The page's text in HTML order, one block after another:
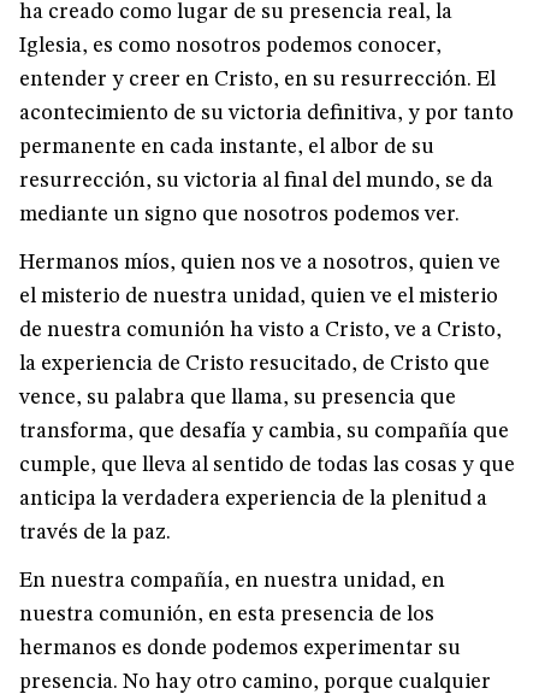
ha creado como lugar de su presencia real, la
Iglesia, es como nosotros podemos conocer,
entender y creer en Cristo, en su resurrección. El
acontecimiento de su victoria definitiva, y por tanto
permanente en cada instante, el albor de su
resurrección, su victoria al final del mundo, se da
mediante un signo que nosotros podemos ver.
Hermanos míos, quien nos ve a nosotros, quien ve
el misterio de nuestra unidad, quien ve el misterio
de nuestra comunión ha visto a Cristo, ve a Cristo,
la experiencia de Cristo resucitado, de Cristo que
vence, su palabra que llama, su presencia que
transforma, que desafía y cambia, su compañía que
cumple, que lleva al sentido de todas las cosas y que
anticipa la verdadera experiencia de la plenitud a
través de la paz.
En nuestra compañía, en nuestra unidad, en
nuestra comunión, en esta presencia de los
hermanos es donde podemos experimentar su
presencia. No hay otro camino, porque cualquier